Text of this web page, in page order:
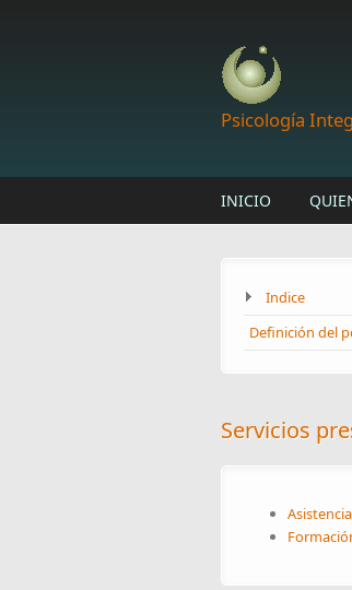
Psicología
INICIO
Indice
Definición del
Servicios
Asistencia